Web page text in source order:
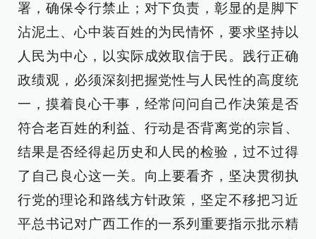
署，确保令行禁止；对下负责，彰显的是脚下
沾泥土、心中装百姓的为民情怀，要求坚持以
人民为中心，以实际成效取信于民。践行正确
政绩观，必须深刻把握党性与人民性的高度统
一，摸着良心干事，经常问问自己作决策是否
符合老百姓的利益、行动是否背离党的宗旨、
结果是否经得起历史和人民的检验，过不过得
了自己良心这一关。向上要看齐，坚决贯彻执
行党的理论和路线方针政策，坚定不移把习近
平总书记对广西工作的一系列重要指示批示精